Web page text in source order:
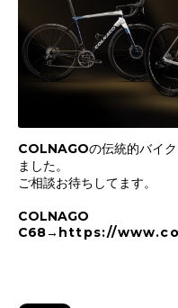
COLNAGOの伝統的バイ
ました。
ご相談お待ちしてます。
COLNAGO
C68→ https://